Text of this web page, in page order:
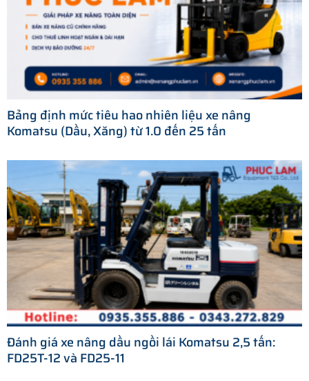
Bảng định mức tiêu hao nhiên liệu xe nâng
Komatsu (Dầu, Xăng) từ 1.0 đến 25 tấn
Đánh giá xe nâng dầu ngồi lái Komatsu 2,5 tấn:
FD25T-12 và FD25-11